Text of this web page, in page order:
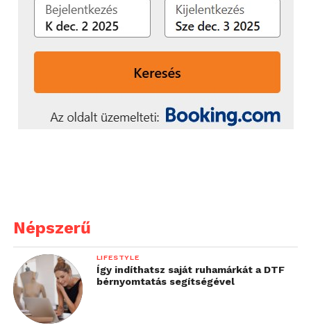
Népszerű
LIFESTYLE
Így indíthatsz saját ruhamárkát a DTF
bérnyomtatás segítségével